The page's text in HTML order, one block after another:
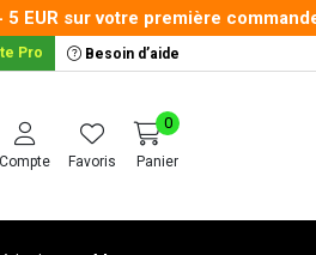
sur votre première commande
Pro Besoin d’aide
Compte Favoris Panier
0